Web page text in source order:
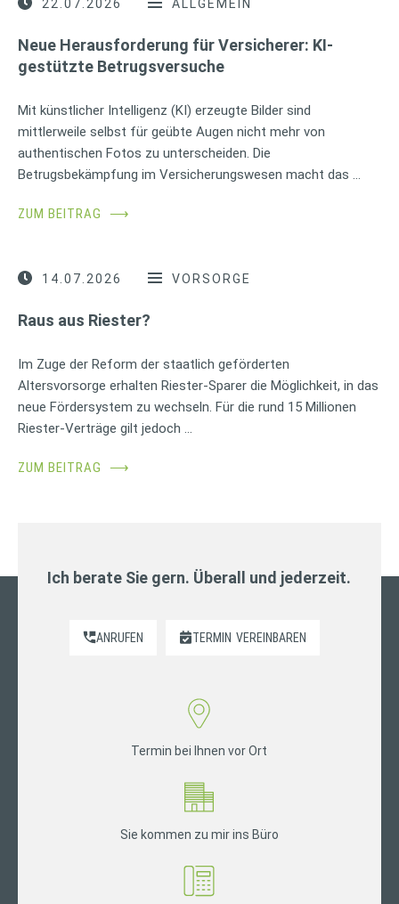
22.07.2026 ALLGEMEIN
Neue Herausforderung für Versicherer: KI-
gestützte Betrugsversuche
Mit künstlicher Intelligenz (KI) erzeugte Bilder sind
mittlerweile selbst für geübte Augen nicht mehr von
authentischen Fotos zu unterscheiden. Die
Betrugsbekämpfung im Versicherungswesen macht das …
ZUM BEITRAG ⟶
14.07.2026 VORSORGE
Raus aus Riester?
Im Zuge der Reform der staatlich geförderten
Altersvorsorge erhalten Riester-Sparer die Möglichkeit, in das
neue Fördersystem zu wechseln. Für die rund 15 Millionen
Riester-Verträge gilt jedoch …
ZUM BEITRAG ⟶
Ich berate Sie gern. Überall und jederzeit.
ANRUFEN TERMIN VEREINBAREN
Termin bei Ihnen vor Ort
Sie kommen zu mir ins Büro